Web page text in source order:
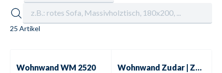
25 Artikel
Wohnwand WM 2520 Wohnwand Zudar | Zander